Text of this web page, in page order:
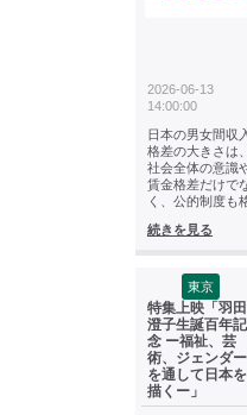
2026-06-13
14:00:00
日本の男女間収
格差の大きさは
社会全体の意識
賃金格差だけで
く、公的制度も
続きを見る
東京
特集上映「羽田
澄子生誕百年記
念 ー福祉、芸
術、ジェンダー
を通して日本を
描くー」